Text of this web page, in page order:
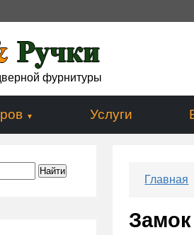
фурнитуры
Услуги
Главная